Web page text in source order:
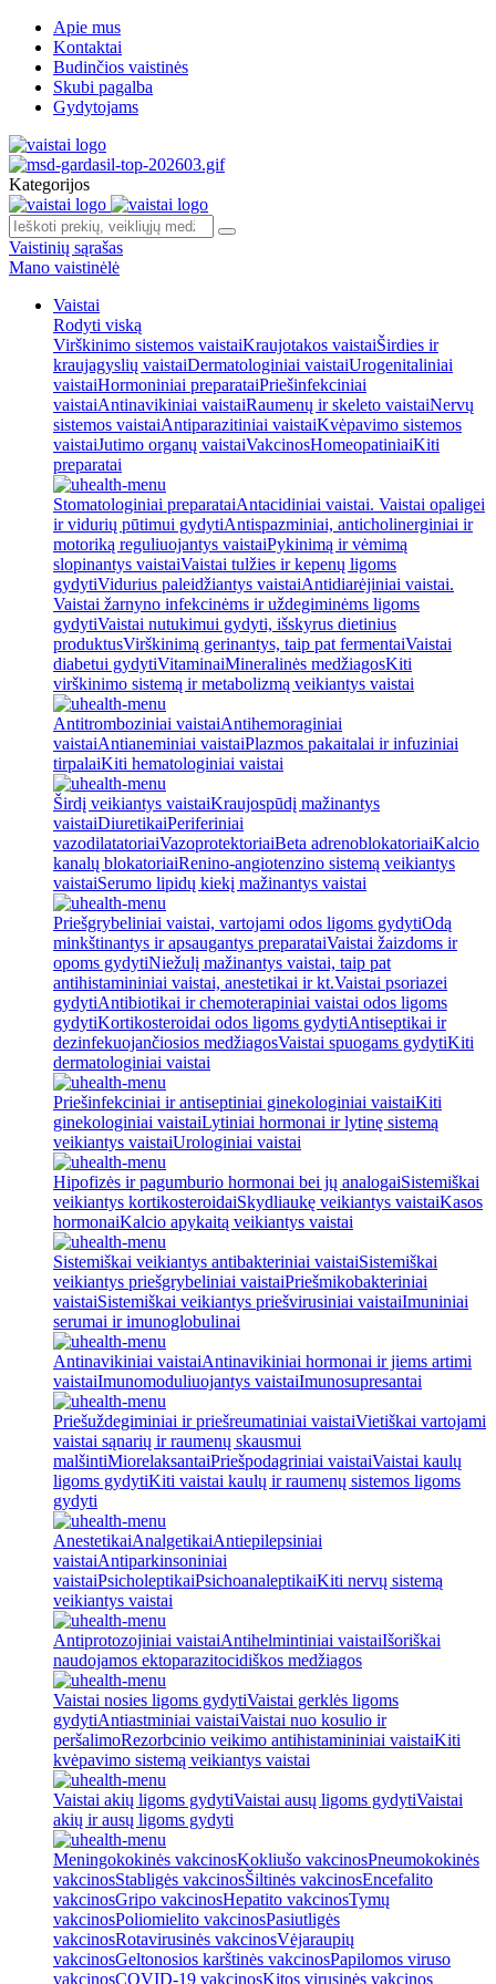
Apie mus
Kontaktai
Budinčios vaistinės
Skubi pagalba
Gydytojams
Kategorijos
Vaistinių sąrašas
Mano vaistinėlė
Vaistai
Rodyti viską
Virškinimo sistemos vaistaiKraujotakos vaistaiŠirdies ir
kraujagyslių vaistaiDermatologiniai vaistaiUrogenitaliniai
vaistaiHormoniniai preparataiPriešinfekciniai
vaistaiAntinavikiniai vaistaiRaumenų ir skeleto vaistaiNervų
sistemos vaistaiAntiparazitiniai vaistaiKvėpavimo sistemos
vaistaiJutimo organų vaistaiVakcinosHomeopatiniaiKiti
preparatai
Stomatologiniai preparataiAntacidiniai vaistai. Vaistai opaligei
ir vidurių pūtimui gydytiAntispazminiai, anticholinerginiai ir
motoriką reguliuojantys vaistaiPykinimą ir vėmimą
slopinantys vaistaiVaistai tulžies ir kepenų ligoms
gydytiVidurius paleidžiantys vaistaiAntidiarėjiniai vaistai.
Vaistai žarnyno infekcinėms ir uždegiminėms ligoms
gydytiVaistai nutukimui gydyti, išskyrus dietinius
produktusVirškinimą gerinantys, taip pat fermentaiVaistai
diabetui gydytiVitaminaiMineralinės medžiagosKiti
virškinimo sistemą ir metabolizmą veikiantys vaistai
Antitromboziniai vaistaiAntihemoraginiai
vaistaiAntianeminiai vaistaiPlazmos pakaitalai ir infuziniai
tirpalaiKiti hematologiniai vaistai
Širdį veikiantys vaistaiKraujospūdį mažinantys
vaistaiDiuretikaiPeriferiniai
vazodilatatoriaiVazoprotektoriaiBeta adrenoblokatoriaiKalcio
kanalų blokatoriaiRenino-angiotenzino sistemą veikiantys
vaistaiSerumo lipidų kiekį mažinantys vaistai
Priešgrybeliniai vaistai, vartojami odos ligoms gydytiOdą
minkštinantys ir apsaugantys preparataiVaistai žaizdoms ir
opoms gydytiNiežulį mažinantys vaistai, taip pat
antihistamininiai vaistai, anestetikai ir kt.Vaistai psoriazei
gydytiAntibiotikai ir chemoterapiniai vaistai odos ligoms
gydytiKortikosteroidai odos ligoms gydytiAntiseptikai ir
dezinfekuojančiosios medžiagosVaistai spuogams gydytiKiti
dermatologiniai vaistai
Priešinfekciniai ir antiseptiniai ginekologiniai vaistaiKiti
ginekologiniai vaistaiLytiniai hormonai ir lytinę sistemą
veikiantys vaistaiUrologiniai vaistai
Hipofizės ir pagumburio hormonai bei jų analogaiSistemiškai
veikiantys kortikosteroidaiSkydliaukę veikiantys vaistaiKasos
hormonaiKalcio apykaitą veikiantys vaistai
Sistemiškai veikiantys antibakteriniai vaistaiSistemiškai
veikiantys priešgrybeliniai vaistaiPriešmikobakteriniai
vaistaiSistemiškai veikiantys priešvirusiniai vaistaiImuniniai
serumai ir imunoglobulinai
Antinavikiniai vaistaiAntinavikiniai hormonai ir jiems artimi
vaistaiImunomoduliuojantys vaistaiImunosupresantai
Priešuždegiminiai ir priešreumatiniai vaistaiVietiškai vartojami
vaistai sąnarių ir raumenų skausmui
malšintiMiorelaksantaiPriešpodagriniai vaistaiVaistai kaulų
ligoms gydytiKiti vaistai kaulų ir raumenų sistemos ligoms
gydyti
AnestetikaiAnalgetikaiAntiepilepsiniai
vaistaiAntiparkinsoniniai
vaistaiPsicholeptikaiPsichoanaleptikaiKiti nervų sistemą
veikiantys vaistai
Antiprotozojiniai vaistaiAntihelmintiniai vaistaiIšoriškai
naudojamos ektoparazitocidiškos medžiagos
Vaistai nosies ligoms gydytiVaistai gerklės ligoms
gydytiAntiastminiai vaistaiVaistai nuo kosulio ir
peršalimoRezorbcinio veikimo antihistamininiai vaistaiKiti
kvėpavimo sistemą veikiantys vaistai
Vaistai akių ligoms gydytiVaistai ausų ligoms gydytiVaistai
akių ir ausų ligoms gydyti
Meningokokinės vakcinosKokliušo vakcinosPneumokokinės
vakcinosStabligės vakcinosŠiltinės vakcinosEncefalito
vakcinosGripo vakcinosHepatito vakcinosTymų
vakcinosPoliomielito vakcinosPasiutligės
vakcinosRotavirusinės vakcinosVėjaraupių
vakcinosGeltonosios karštinės vakcinosPapilomos viruso
vakcinosCOVID-19 vakcinosKitos virusinės vakcinos